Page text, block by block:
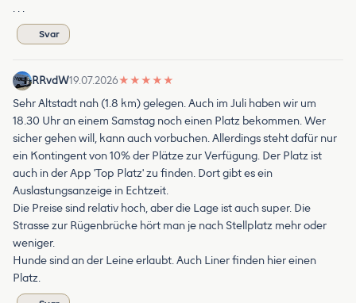
. . .
Svar
RRvdW19.07.2026★ ★ ★ ★ ★
Sehr Altstadt nah (1.8 km) gelegen. Auch im Juli haben wir um
18.30 Uhr an einem Samstag noch einen Platz bekommen. Wer
sicher gehen will, kann auch vorbuchen. Allerdings steht dafür nur
ein Kontingent von 10% der Plätze zur Verfügung. Der Platz ist
auch in der App 'Top Platz' zu finden. Dort gibt es ein
Auslastungsanzeige in Echtzeit.
Die Preise sind relativ hoch, aber die Lage ist auch super. Die
Strasse zur Rügenbrücke hört man je nach Stellplatz mehr oder
weniger.
Hunde sind an der Leine erlaubt. Auch Liner finden hier einen
Platz.